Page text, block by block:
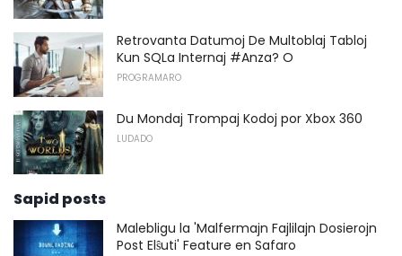
Retrovanta Datumoj De Multoblaj Tabloj
Kun SQLa Internaj #Anza? O
PROGRAMARO
Du Mondaj Trompaj Kodoj por Xbox 360
LUDADO
Sapid posts
Malebligu la 'Malfermajn Fajlilajn Dosierojn
Post Elŝuti' Feature en Safaro